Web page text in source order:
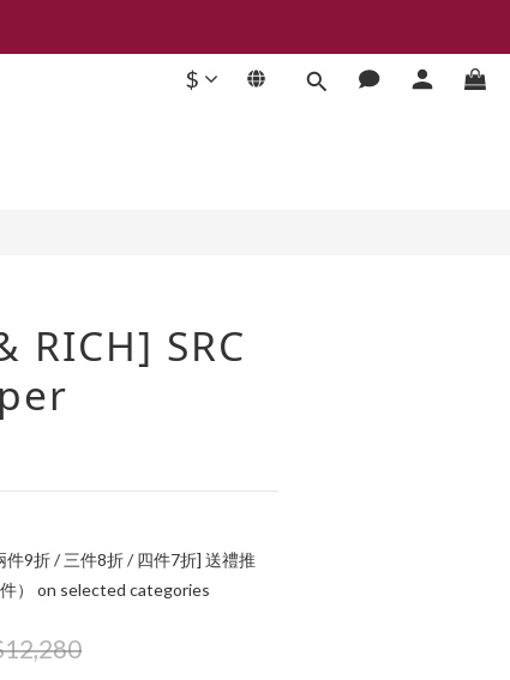
$
RICH] SRC
9折 / 三件8折 / 四件7折] 送禮推
） on selected categories
BUY NOW